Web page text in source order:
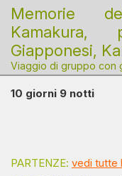
Memorie
Kamakura,
Giapponesi,
Viaggio di gruppo con
10 giorni 9 notti
PARTENZE: vedi tutte